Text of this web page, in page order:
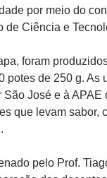
por meio do
de Ciência e
foram
potes de 250 g. As
José e à APAE
que levam sabor,
pelo Prof.